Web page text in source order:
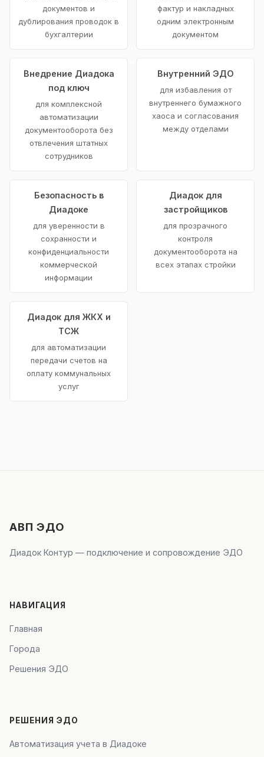
документов и
дублирования проводок в
бухгалтерии
фактур и накладных
одним электронным
документом
Внедрение Диадока
под ключ
для комплексной
автоматизации
документооборота без
отвлечения штатных
сотрудников
Внутренний ЭДО
для избавления от
внутреннего бумажного
хаоса и согласования
между отделами
Безопасность в
Диадоке
для уверенности в
сохранности и
конфиденциальности
коммерческой
информации
Диадок для
застройщиков
для прозрачного
контроля
документооборота на
всех этапах стройки
Диадок для ЖКХ и
ТСЖ
для автоматизации
передачи счетов на
оплату коммунальных
услуг
АВП ЭДО
Диадок Контур — подключение и сопровождение ЭДО
НАВИГАЦИЯ
Главная
Города
Решения ЭДО
РЕШЕНИЯ ЭДО
Автоматизация учета в Диадоке